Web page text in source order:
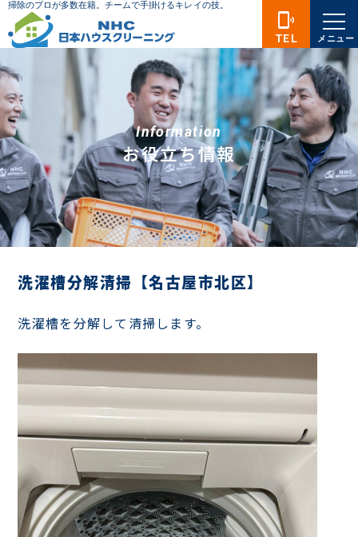
Information
お役立ち情報
洗濯槽分解清掃【名古屋市北区】
洗濯槽を分解して清掃します。
phonelink_ring
TEL メニュー